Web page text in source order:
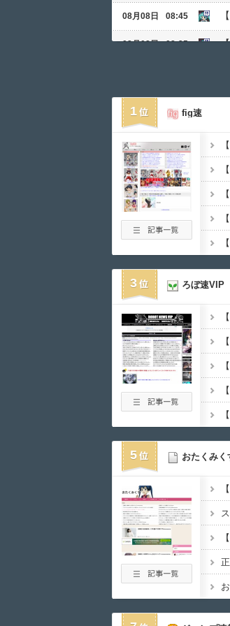
08月08日 08:45
08月08日 08:25
08月08日 08:00
08月08日
08月08日 07:35
08月08日 07:30
08月08日 07:05
08月08日 07:02
08月08日 07:02 ※
08月08日
08月08日 07:00
08月08日 06:05
08月08日 06:00
08月08日 06:00
08月08日 05:05
08月08日
08月08日 04:05
08月08日 04:00
08月08日 04:00
1 fig速
3 ろぼ速VIP
5 おたくみく